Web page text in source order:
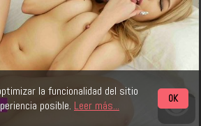
la funcionalidad del sitio
posible. Leer más... OK